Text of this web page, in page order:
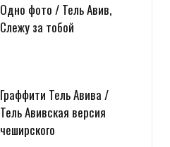
Одно фото / Тель Авив,
Слежу за тобой
Граффити Тель Авива /
Тель Авивская версия
чеширского